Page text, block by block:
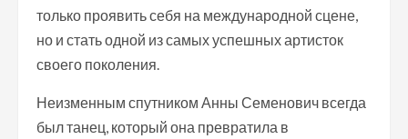
только проявить себя на международной сцене,
но и стать одной из самых успешных артисток
своего поколения.
Неизменным спутником Анны Семенович всегда
был танец, который она превратила в